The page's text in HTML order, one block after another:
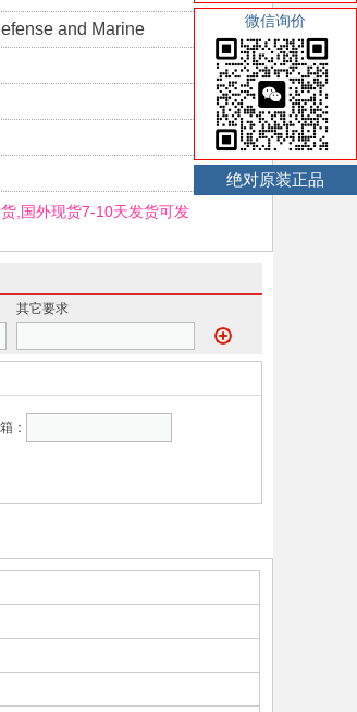
and Marine
,国外现货7-10天发货可发
其它要求
：
微信询价
绝对原装正品